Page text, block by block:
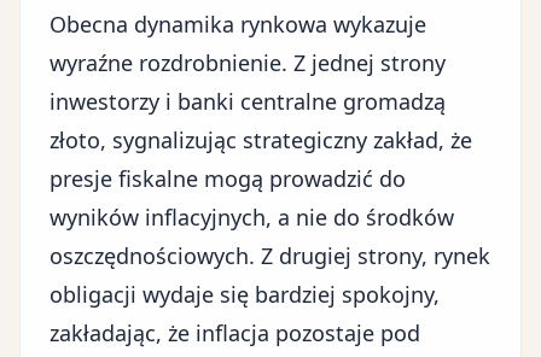
Obecna dynamika rynkowa wykazuje
wyraźne rozdrobnienie. Z jednej strony
inwestorzy i banki centralne gromadzą
złoto, sygnalizując strategiczny zakład, że
presje fiskalne mogą prowadzić do
wyników inflacyjnych, a nie do środków
oszczędnościowych. Z drugiej strony, rynek
obligacji wydaje się bardziej spokojny,
zakładając, że inflacja pozostaje pod